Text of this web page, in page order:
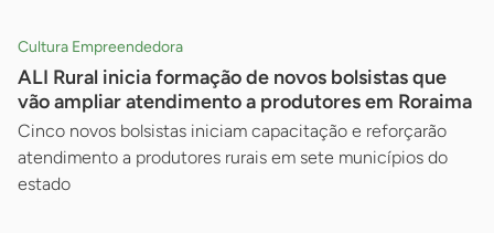
Cultura Empreendedora
ALI Rural inicia formação de novos bolsistas que
vão ampliar atendimento a produtores em Roraima
Cinco novos bolsistas iniciam capacitação e reforçarão
atendimento a produtores rurais em sete municípios do
estado